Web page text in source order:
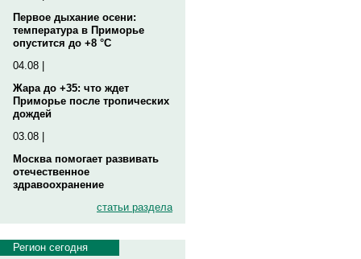
Первое дыхание осени:
температура в Приморье
опустится до +8 °C
04.08 |
Жара до +35: что ждет
Приморье после тропических
дождей
03.08 |
Москва помогает развивать
отечественное
здравоохранение
статьи раздела
Регион сегодня